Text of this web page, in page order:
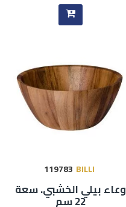
BILLI
119783
وعاء بيلي الخشبي. سعة
22 سم